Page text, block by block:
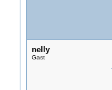
nelly
Gast